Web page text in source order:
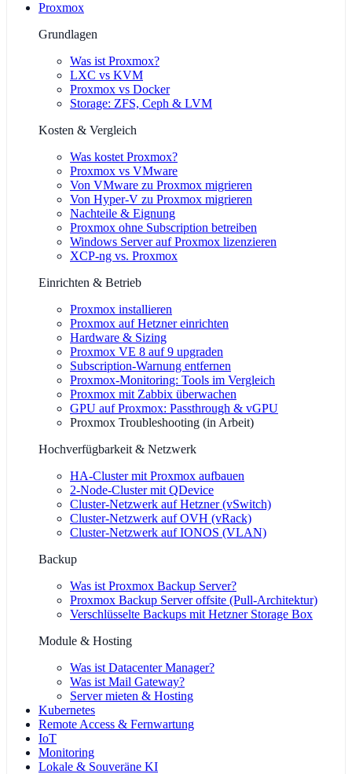
Proxmox
Grundlagen
Was ist Proxmox?
LXC vs KVM
Proxmox vs Docker
Storage: ZFS, Ceph & LVM
Kosten & Vergleich
Was kostet Proxmox?
Proxmox vs VMware
Von VMware zu Proxmox migrieren
Von Hyper-V zu Proxmox migrieren
Nachteile & Eignung
Proxmox ohne Subscription betreiben
Windows Server auf Proxmox lizenzieren
XCP-ng vs. Proxmox
Einrichten & Betrieb
Proxmox installieren
Proxmox auf Hetzner einrichten
Hardware & Sizing
Proxmox VE 8 auf 9 upgraden
Subscription-Warnung entfernen
Proxmox-Monitoring: Tools im Vergleich
Proxmox mit Zabbix überwachen
GPU auf Proxmox: Passthrough & vGPU
Proxmox Troubleshooting (in Arbeit)
Hochverfügbarkeit & Netzwerk
HA-Cluster mit Proxmox aufbauen
2-Node-Cluster mit QDevice
Cluster-Netzwerk auf Hetzner (vSwitch)
Cluster-Netzwerk auf OVH (vRack)
Cluster-Netzwerk auf IONOS (VLAN)
Backup
Was ist Proxmox Backup Server?
Proxmox Backup Server offsite (Pull-Architektur)
Verschlüsselte Backups mit Hetzner Storage Box
Module & Hosting
Was ist Datacenter Manager?
Was ist Mail Gateway?
Server mieten & Hosting
Kubernetes
Remote Access & Fernwartung
IoT
Monitoring
Lokale & Souveräne KI